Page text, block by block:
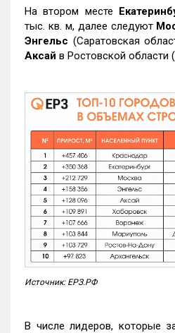
На втором месте
тыс. кв. м, далее следуют
Энгельс (Саратовская
Аксай в Ростовской области
Источник: ЕРЗ.РФ
В числе лидеров, которые